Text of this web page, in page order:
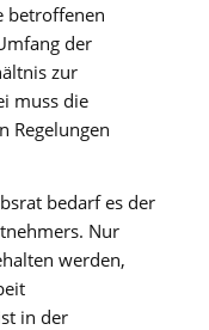
betroffenen
der
zur
muss die
Regelungen
bedarf es der
Nur
werden,
in der